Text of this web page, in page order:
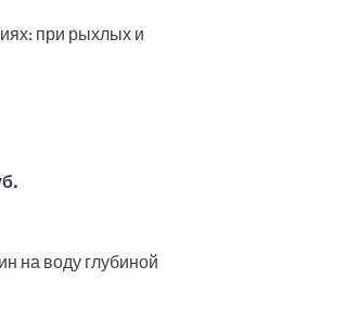
при рыхлых и
на воду глубиной